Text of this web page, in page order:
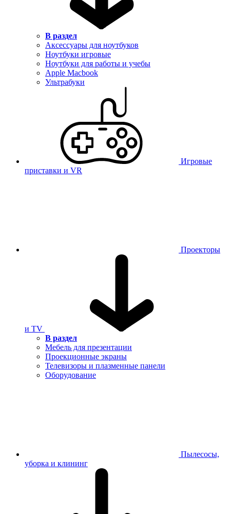
В раздел
Аксессуары для ноутбуков
Ноутбуки игровые
Ноутбуки для работы и учебы
Apple Macbook
Ультрабуки
Игровые
приставки и VR
Проекторы
и TV
В раздел
Мебель для презентации
Проекционные экраны
Телевизоры и плазменные панели
Оборудование
Пылесосы,
уборка и клининг